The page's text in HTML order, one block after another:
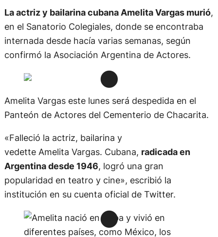
La actriz y bailarina cubana Amelita Vargas murió,
en el Sanatorio Colegiales, donde se encontraba
internada desde hacía varias semanas, según
confirmó la Asociación Argentina de Actores.
Amelita Vargas este lunes será despedida en el
Panteón de Actores del Cementerio de Chacarita.
«Falleció la actriz, bailarina y
vedette Amelita Vargas. Cubana, radicada en
Argentina desde 1946, logró una gran
popularidad en teatro y cine», escribió la
institución en su cuenta oficial de Twitter.